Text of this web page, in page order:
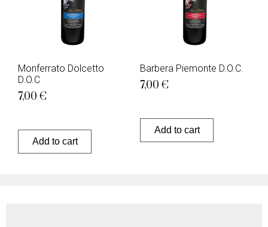
Monferrato Dolcetto
D.O.C
7,00 €
Add to cart
Barbera Piemonte D.O.C.
7,00 €
Add to cart